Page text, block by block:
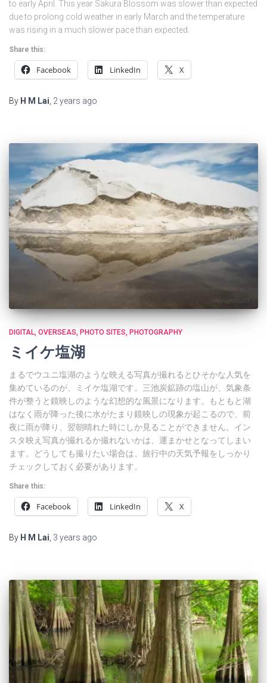
to early April. This year Sakura Blossom was slower than expected
due to prolong cold weather in early March and the temperature
was rising in a much slower pace than expected.
Share this:
Facebook LinkedIn X
By H M Lai 2 years ago
DIGITAL OVERSEAS PHOTO SITES PHOTOGRAPHY
ミイケ塩湖
まるでウユニ塩湖のような映える写真が撮れるとひそかな人気を
集めているのが、ミイケ塩湖です。三池炭鉱跡の塩山が、気象条
件が整うと鏡映しのような幻想的な風景になります。もともと湖
はなく雨が降った後に水がたまり鏡映しの現象が起こるので、前
夜に雨が降り、翌朝晴れた時にしか見ることができません。イン
スタ映え写真が撮れるか撮れないかは、運まかせとなってしまい
ます。どうしても撮りたい場合は、旅行中の天気予報をしっかり
チェックしておく必要があります。
Share this:
Facebook LinkedIn X
By H M Lai, 3 years ago